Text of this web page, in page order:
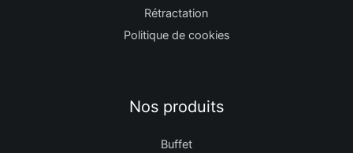
Rétractation
Politique de cookies
Nos produits
Buffet